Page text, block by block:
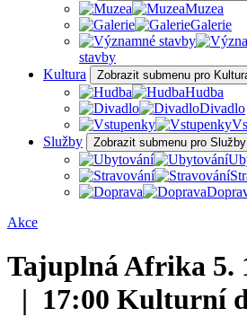
Muzea
Galerie
stavby
Kultura
Zobrazit submenu pro
Hudba
Divadlo
Služby
Zobrazit submenu pro Služby
Akce
Tajuplná Afrika 5.
| 17:00 Kulturní